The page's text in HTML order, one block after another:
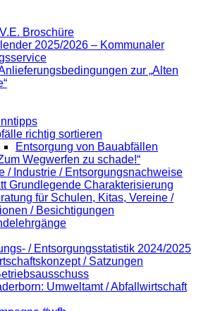
Broschüre
2025/2026 – Kommunaler
zur „Alten
richtig sortieren
Entsorgung von Bauabfällen
Wegwerfen zu schade!“
/ Industrie / Entsorgungsnachweise
Grundlegende Charakterisierung
für Schulen, Kitas, Vereine /
/ Besichtigungen
/ Entsorgungsstatistik 2024/2025
/ Satzungen
Umweltamt / Abfallwirtschaft